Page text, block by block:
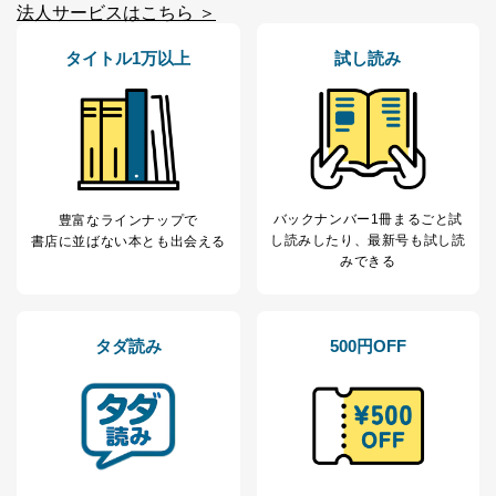
SNS公式アカウン
トに登録された方
の個人情報
当社のサービス利用状況の把握お
お問い合わせ対応、トラブル対
その他当社のプライバシーポリシ
ー等にて公表する利用目的達成の
※上記の利用目的のうちNo.1～5については保有個人デ
ータ（開示対象個人情報）の利用目的であり、下記4.の
開示等のご請求に対応させていただきます。
なお、6、7については、パートナー（提携企業）様又は
３．個人情報の第三者提供について
本人の同意を得ることなく第三者に提供することはあり
ません。ただし、次の場合は除きます。
法令に基づく場合
人の生命､身体または財産の保護のために必要がある
法人サービスはこちら ＞
タイトル1万以上
豊富なラインナップで
書店に並ばない本とも出会える
試し読み
バックナンバー1冊まるごと試
し読み したり、最新号も試し読
みできる
タダ読み 500円OFF